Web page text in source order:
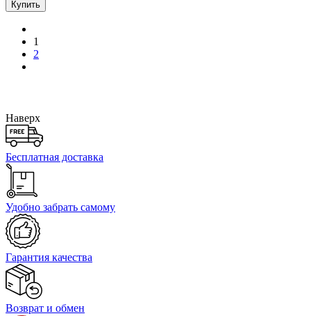
Купить
1
2
Наверх
Бесплатная доставка
Удобно забрать самому
Гарантия качества
Возврат и обмен